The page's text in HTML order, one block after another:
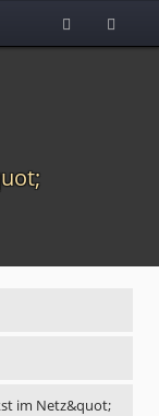
im Netz&quot;